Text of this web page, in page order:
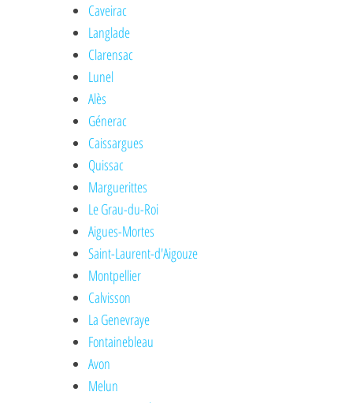
Caveirac
Langlade
Clarensac
Lunel
Alès
Génerac
Caissargues
Quissac
Marguerittes
Le Grau-du-Roi
Aigues-Mortes
Saint-Laurent-d'Aigouze
Montpellier
Calvisson
La Genevraye
Fontainebleau
Avon
Melun